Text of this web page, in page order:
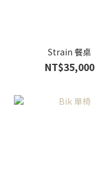
Strain 餐桌
NT$35,000